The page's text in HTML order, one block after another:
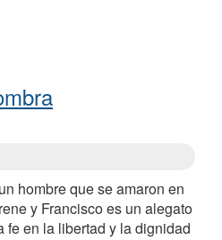
hombre que se amaron en
y Francisco es un alegato
fe en la libertad y la dignidad